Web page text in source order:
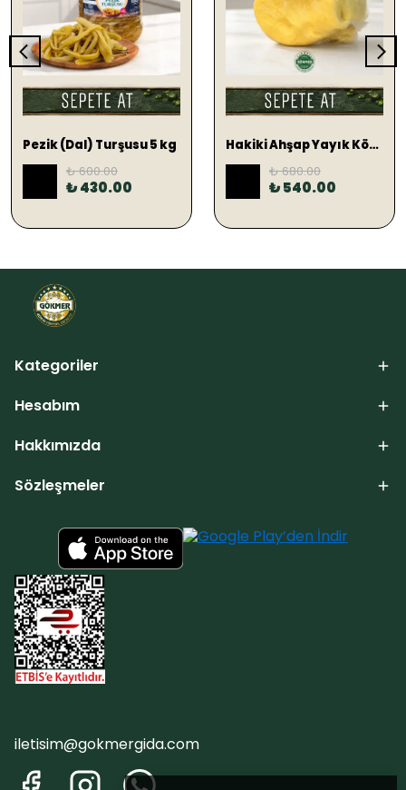
SEPETE EKLE
Pezik (Dal) Turşusu 5 kg
₺ 600.00
₺ 430.00
SEPETE EKLE
Hakiki Ahşap Yayık Köy Tereyağ 1 KG (TUZLU)
₺ 680.00
₺ 540.00
Kategoriler
Hesabım
Hakkımızda
Sözleşmeler
iletisim@gokmergida.com